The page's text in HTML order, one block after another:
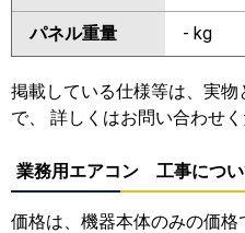
パネル重量 - kg
掲載している仕様等は、実
で、 詳しくはお問い合わせく
業務用エアコン 工事につ
価格は、機器本体のみの価